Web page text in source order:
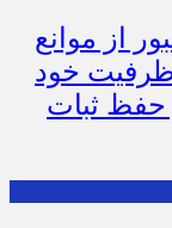
از موانع
ظرفیت خود
حفظ ثبات